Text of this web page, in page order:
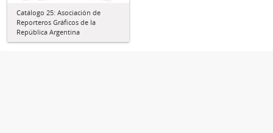
Catálogo 25: Asociación de
Reporteros Gráficos de la
República Argentina